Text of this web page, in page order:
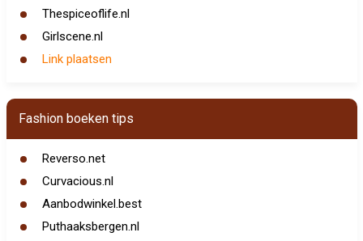
Thespiceoflife.nl
Girlscene.nl
Link plaatsen
Fashion boeken tips
Reverso.net
Curvacious.nl
Aanbodwinkel.best
Puthaaksbergen.nl